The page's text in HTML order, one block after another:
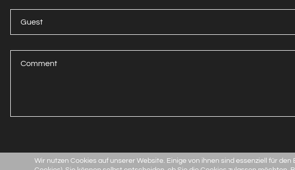
Wir nutzen Cookies auf unserer Website. Einige von ihnen sind essenziell für